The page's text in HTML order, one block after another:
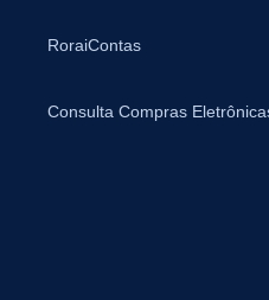
RoraiContas
Consulta Compras